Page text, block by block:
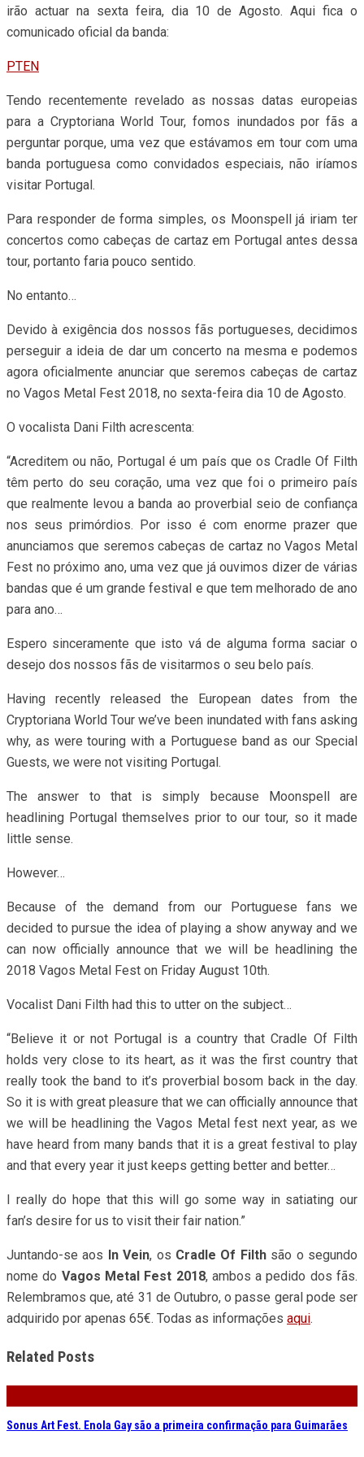
irão actuar na sexta feira, dia 10 de Agosto. Aqui fica o
comunicado oficial da banda:
PTEN
Tendo recentemente revelado as nossas datas europeias
para a Cryptoriana World Tour, fomos inundados por fãs a
perguntar porque, uma vez que estávamos em tour com uma
banda portuguesa como convidados especiais, não iríamos
visitar Portugal.
Para responder de forma simples, os Moonspell já iriam ter
concertos como cabeças de cartaz em Portugal antes dessa
tour, portanto faria pouco sentido.
No entanto…
Devido à exigência dos nossos fãs portugueses, decidimos
perseguir a ideia de dar um concerto na mesma e podemos
agora oficialmente anunciar que seremos cabeças de cartaz
no Vagos Metal Fest 2018, no sexta-feira dia 10 de Agosto.
O vocalista Dani Filth acrescenta:
“Acreditem ou não, Portugal é um país que os Cradle Of Filth
têm perto do seu coração, uma vez que foi o primeiro país
que realmente levou a banda ao proverbial seio de confiança
nos seus primórdios. Por isso é com enorme prazer que
anunciamos que seremos cabeças de cartaz no Vagos Metal
Fest no próximo ano, uma vez que já ouvimos dizer de várias
bandas que é um grande festival e que tem melhorado de ano
para ano…
Espero sinceramente que isto vá de alguma forma saciar o
desejo dos nossos fãs de visitarmos o seu belo país.
Having recently released the European dates from the
Cryptoriana World Tour we’ve been inundated with fans asking
why, as were touring with a Portuguese band as our Special
Guests, we were not visiting Portugal.
The answer to that is simply because Moonspell are
headlining Portugal themselves prior to our tour, so it made
little sense.
However…
Because of the demand from our Portuguese fans we
decided to pursue the idea of playing a show anyway and we
can now officially announce that we will be headlining the
2018 Vagos Metal Fest on Friday August 10th.
Vocalist Dani Filth had this to utter on the subject…
“Believe it or not Portugal is a country that Cradle Of Filth
holds very close to its heart, as it was the first country that
really took the band to it’s proverbial bosom back in the day.
So it is with great pleasure that we can officially announce that
we will be headlining the Vagos Metal fest next year, as we
have heard from many bands that it is a great festival to play
and that every year it just keeps getting better and better…
I really do hope that this will go some way in satiating our
fan’s desire for us to visit their fair nation.”
Juntando-se aos In Vein, os Cradle Of Filthsão o segundo
nome do Vagos Metal Fest 2018, ambos a pedido dos fãs.
Relembramos que, até 31 de Outubro, o passe geral pode ser
adquirido por apenas 65€. Todas as informações aqui.
Related Posts
Sonus Art Fest. Enola Gay são a primeira confirmação para Guimarães